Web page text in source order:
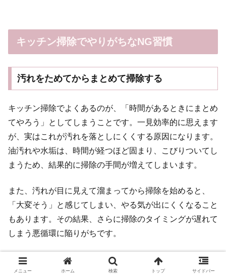
キッチン掃除でやりがちなNG習慣
汚れをためてからまとめて掃除する
キッチン掃除でよくあるのが、「時間があるときにまとめ
てやろう」としてしまうことです。一見効率的に思えます
が、実はこれが汚れを落としにくくする原因になります。
油汚れや水垢は、時間が経つほど固まり、こびりついてし
まうため、結果的に掃除の手間が増えてしまいます。
また、汚れが目に見えて溜まってから掃除を始めると、
「大変そう」と感じてしまい、やる気が出にくくなること
もあります。その結果、さらに掃除のタイミングが遅れて
しまう悪循環に陥りがちです。
キッチンをきれいに保つためには、「汚れが軽いうちに対
処する」ことが大切です。ついで掃除や短時間のケアを習
メニュー ホーム 検索 トップ サイドバー